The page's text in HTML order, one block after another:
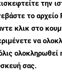
την
το
κλικ στο
να
ολοκληρωθεί
σας.